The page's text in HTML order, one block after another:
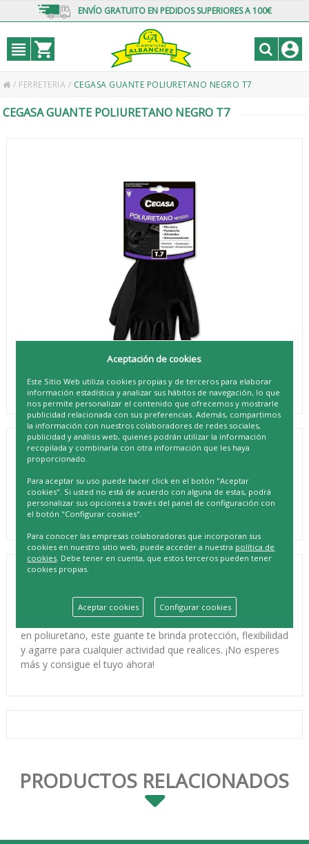
ENVÍO GRATUITO EN PEDIDOS SUPERIORES A 100€
/ FERRETERIA / CEGASA GUANTE POLIURETANO NEGRO T7
CEGASA GUANTE POLIURETANO NEGRO T7
CEGASA GUANTE POLIURETANO NEGRO
T7
REF. 8430173274854
DESCRIPCIÓN
diarias? El CEGASA GUANTE POLIURETANO NEGRO es la
solución perfecta. Con su diseño en color negro y fabricado
en poliuretano, este guante te brinda protección, flexibilidad
y agarre para cualquier actividad que realices. ¡No esperes
más y consigue el tuyo ahora!
PRODUCTOS RELACIONADOS
Aceptación de cookies
Este Sitio Web utiliza cookies propias y de terceros para elaborar
información estadística y analizar sus hábitos de navegación, lo que
nos permite personalizar el contenido que ofrecemos y mostrarle
publicidad relacionada con sus preferencias. Además, compartimos
la información con nuestros colaboradores de redes sociales,
publicidad y análisis web, quienes podrán utilizar la información
recopilada y combinarla con otra información que les haya
proporcionado.
Para aceptar su uso puede hacer click en el botón "Aceptar
cookies". Si usted no está de acuerdo con alguna de estas, podrá
personalizar sus opciones a través del panel de configuración con
el botón "Configurar cookies".
Para conocer las empresas colaboradoras que incorporan sus
cookies en nuestro sitio web, puede acceder a nuestra política de
cookies . Debe tener en cuenta, que estos terceros pueden tener
cookies propias.
Aceptar cookies Configurar cookies